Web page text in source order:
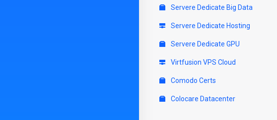
Servere Dedicate Big Data
Servere Dedicate Hosting
Servere Dedicate GPU
Virtfusion VPS Cloud
Comodo Certs
Colocare Datacenter